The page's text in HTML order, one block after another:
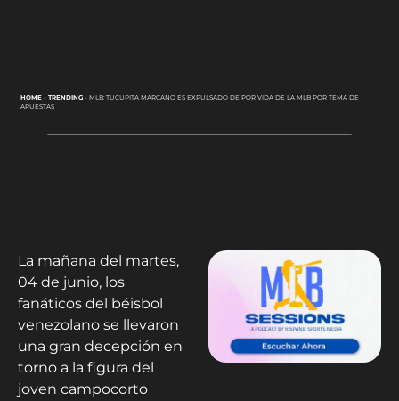
HOME- TRENDING- MLB: TUCUPITA MARCANO ES EXPULSADO DE POR VIDA DE LA MLB POR TEMA DE
APUESTAS
La mañana del martes,
04 de junio, los
fanáticos del béisbol
venezolano se llevaron
una gran decepción en
torno a la figura del
joven campocorto